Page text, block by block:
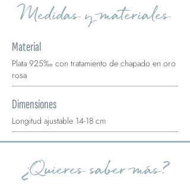
Medidas y materiales
Material
Plata 925‰ con tratamiento de chapado en oro
rosa
Dimensiones
Longitud ajustable 14-18 cm
¿Quieres saber más?